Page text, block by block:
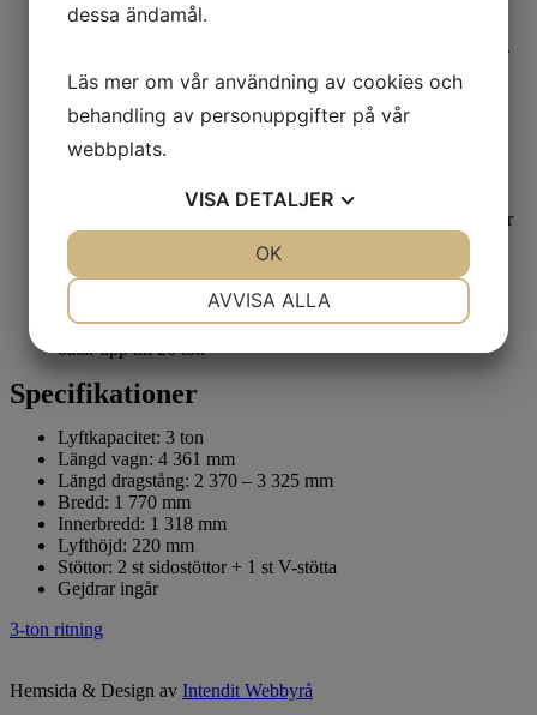
Trygg säker och effektiv att använda.
Lättmanövrerad i trånga utrymmen på grund av vändskivan.
Lätthanterad och minimalt servicebehov
Lättrullad även för hand, med fyrhjuling eller dragfordon
Chassit består av en kraftig helgalvad U-formad balk med
hydraulcylindrar och slangar väl skyddade
Går att använda på sjösättningsramp
Alla lyftpunkter manövreras individuellt för finjustering eller
samtidigt.
Levereras fullt driftklar med manuell hydraulik, justerbara
sidosidostöttor med stora anliggningsytor och V-stötta för
fören samt kul- eller traktordrag
Verkstadsvagnen finns även istörre versioner(4-20 ton) för
båtar upp till 20 ton
Specifikationer
Lyftkapacitet: 3 ton
Längd vagn: 4 361 mm
Längd dragstång: 2 370 – 3 325 mm
Bredd: 1 770 mm
Innerbredd: 1 318 mm
Lyfthöjd: 220 mm
Stöttor: 2 st sidostöttor + 1 st V-stötta
Gejdrar ingår
3-ton ritning
Hemsida & Design av Intendit Webbyrå
dessa ändamål.
Läs mer om vår användning av cookies och
behandling av personuppgifter på vår
webbplats.
VISA DETALJER
AVVISA ALLA
OK